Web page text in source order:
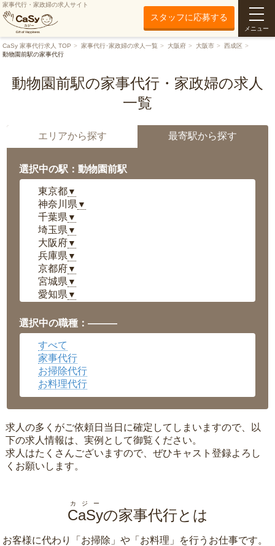
家事代行・家政婦の求人サイト
スタッフに応募する
メニュー
CaSy 家事代行求人 TOP 家事代行･家政婦の求人一覧 大阪府 大阪市
西成区
動物園前駅の家事代行
動物園前駅の家事代行・家政婦の求人
一覧
エリアから探す 最寄駅から探す
選択中の駅：動物園前駅
東京都▼
神奈川県 ▼
千葉県 ▼
埼玉県 ▼
大阪府▼
兵庫県 ▼
京都府▼
宮城県 ▼
愛知県 ▼
岡山県▼
広島県▼
沖縄県
選択中の職種：———
すべて
家事代行
お掃除代行
お料理代行
求人の多くがご依頼日当日に確定してしまいますので、以
下の求人情報は、実例として御覧ください。
求人はたくさんございますので、ぜひキャスト登録よろし
くお願いします。
CaSy
カジー
の家事代行とは
お客様に代わり「 お掃除 」や「 お料理 」を行うお仕事です。